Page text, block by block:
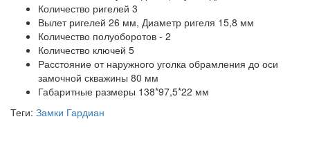
Количество ригелей 3
Вылет ригелей 26 мм, Диаметр ригеля 15,8 мм
Количество полуоборотов - 2
Количество ключей 5
Расстояние от наружного уголка обрамления до оси
замочной скважины 80 мм
Габаритные размеры 138*97,5*22 мм
Теги: Замки Гардиан